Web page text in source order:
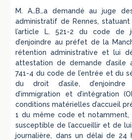
M. A…B…a demandé au juge
administratif de Rennes,
l’article L. 521-2 du code de
d’enjoindre au préfet de la
rétention administrative et lui
attestation de demande d’asile
741-4 du code de l’entrée et du
du droit d’asile,
d’immigration et d’intégration
conditions matérielles d’accueil
1 du même code et notamment,
susceptible de l’accueillir et de
journalière, dans un délai de 24